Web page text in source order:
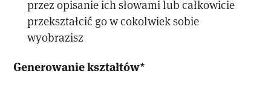
przez opisanie ich słowami lub całkowicie
przekształcić go w cokolwiek sobie
wyobrazisz
Generowanie kształtów*